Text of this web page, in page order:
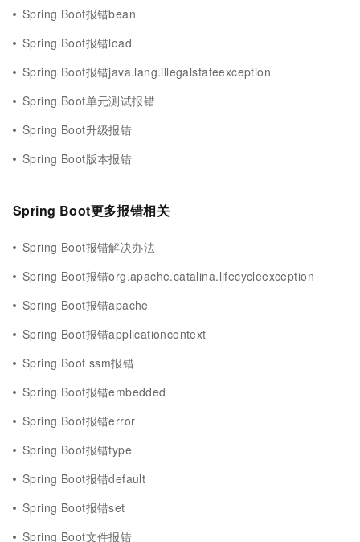
Spring Boot报错bean
Spring Boot报错load
Spring Boot报错java.lang.illegalstateexception
Spring Boot单元测试报错
Spring Boot升级报错
Spring Boot版本报错
Spring Boot更多报错相关
Spring Boot报错解决办法
Spring Boot报错org.apache.catalina.lifecycleexception
Spring Boot报错apache
Spring Boot报错applicationcontext
Spring Boot ssm报错
Spring Boot报错embedded
Spring Boot报错error
Spring Boot报错type
Spring Boot报错default
Spring Boot报错set
Spring Boot文件报错